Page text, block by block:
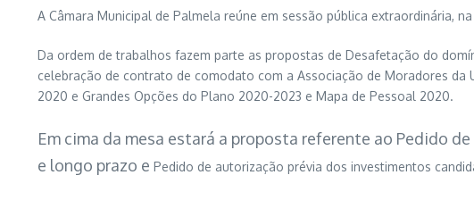
A Câmara Municipal de Palmela reúne em sessão pública extraordinária,
Da ordem de trabalhos fazem parte as propostas de Desafetação do
celebração de contrato de comodato com a Associação de Moradores da
2020 e Grandes Opções do Plano 2020-2023 e Mapa de Pessoal 2020.
Em cima da mesa estará a proposta referente ao Pedido
e longo prazo e Pedido de autorização prévia dos investimentos